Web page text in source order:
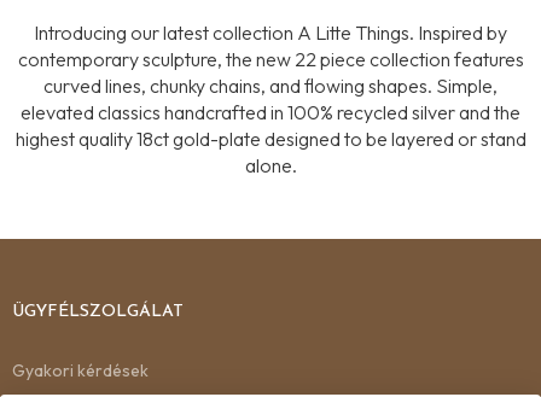
Introducing our latest collection A Litte Things. Inspired by
contemporary sculpture, the new 22 piece collection features
curved lines, chunky chains, and flowing shapes. Simple,
elevated classics handcrafted in 100% recycled silver and the
highest quality 18ct gold-plate designed to be layered or stand
alone.
ÜGYFÉLSZOLGÁLAT
Gyakori kérdések